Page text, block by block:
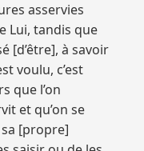
asservies
Lui, tandis que
[d’être], à savoir
voulu, c’est
que l’on
et qu’on se
[propre]